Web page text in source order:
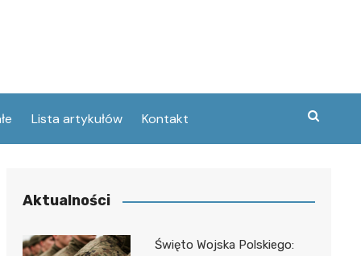
Lista artykułów Kontakt
Aktualności
Święto Wojska Polskiego: